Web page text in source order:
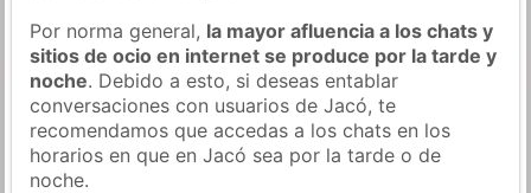
Por norma general, la mayor afluencia a los chats y
sitios de ocio en internet se produce por la tarde y
noche. Debido a esto, si deseas entablar
conversaciones con usuarios de Jacó, te
recomendamos que accedas a los chats en los
horarios en que en Jacó sea por la tarde o de
noche.